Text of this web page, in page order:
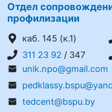
Отдел
профилизации
каб. 145 (к.1)
311 23 92 / 347
unik.npo@gmail.com
tedcent@bspu.by